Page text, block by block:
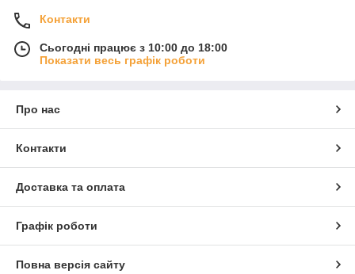
Контакти
Сьогодні працює з 10:00 до 18:00
Показати весь графік роботи
Про нас
Контакти
Доставка та оплата
Графік роботи
Повна версія сайту